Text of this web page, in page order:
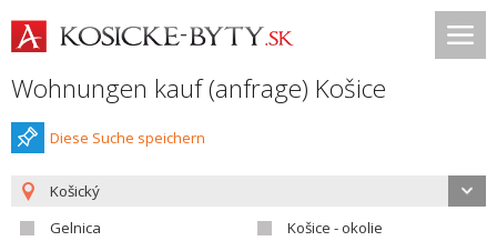
Wohnungen kauf (anfrage) Košice
Diese Suche speichern
Košický
Gelnica
Košice - okolie